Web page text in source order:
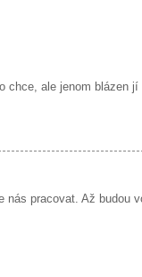
chce, ale jenom blázen
nás pracovat. Až budou